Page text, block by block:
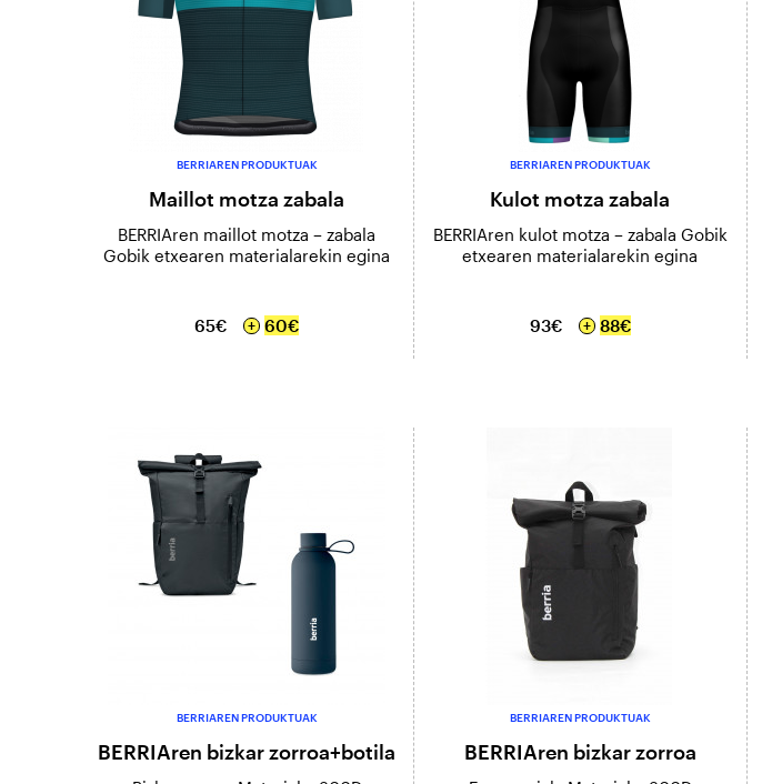
BERRIAREN PRODUKTUAK
Maillot motza zabala
BERRIAren maillot motza – zabala
Gobik etxearen materialarekin egina
65€ 60€
BERRIAREN PRODUKTUAK
Kulot motza zabala
BERRIAren kulot motza – zabala Gobik
etxearen materialarekin egina
93€ 88€
BERRIAREN PRODUKTUAK
BERRIAren bizkar zorroa+botila
BERRIAREN PRODUKTUAK
BERRIAren bizkar zorroa